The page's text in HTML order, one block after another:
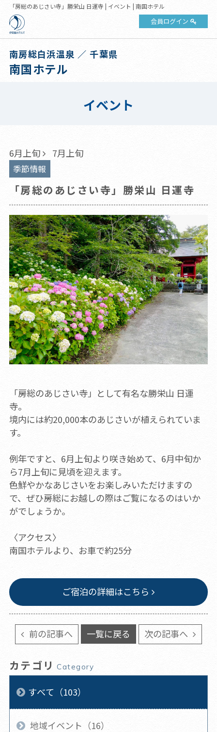
「房総のあじさい寺」勝栄山 日運寺 | イベント | 南国ホテル
会員ログイン
南房総白浜温泉 ／ 千葉県
南国ホテル
イベント
6月上旬 7月上旬
季節情報
「房総のあじさい寺」勝栄山 日運寺
「房総のあじさい寺」として有名な勝栄山 日運
寺。
境内には約20,000本のあじさいが植えられていま
す。
例年ですと、6月上旬より咲き始めて、6月中旬か
ら7月上旬に見頃を迎えます。
色鮮やかなあじさいをお楽しみいただけますの
で、ぜひ房総にお越しの際はご覧になるのはいか
がでしょうか。
〈アクセス〉
南国ホテルより、お車で約25分
ご宿泊の詳細はこちら
前の記事へ 一覧に戻る 次の記事へ
カテゴリ Category
すべて（103）
地域イベント（16）